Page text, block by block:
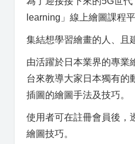
learning」線上繪圖課程平
集結想學習繪畫的人、且
由活躍於日本業界的專業
台來教導大家日本獨有的
插圖的繪圖手法及技巧。
使用者可在註冊會員後，
繪圖技巧。